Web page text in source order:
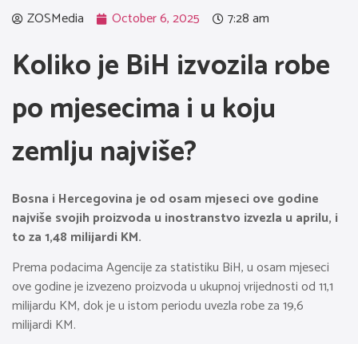
ZOSMedia October 6, 2025 7:28 am
Koliko je BiH izvozila robe
po mjesecima i u koju
zemlju najviše?
Bosna i Hercegovina je od osam mjeseci ove godine
najviše svojih proizvoda u inostranstvo izvezla u aprilu, i
to za 1,48 milijardi KM.
Prema podacima Agencije za statistiku BiH, u osam mjeseci
ove godine je izvezeno proizvoda u ukupnoj vrijednosti od 11,1
milijardu KM, dok je u istom periodu uvezla robe za 19,6
milijardi KM.